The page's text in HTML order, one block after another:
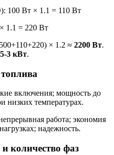
100 Вт × 1.1 = 110 Вт
1.1 = 220 Вт
× 1.2 ≈ 2200 Вт.
3 кВт.
включения; мощность до
низких температурах.
работа; экономия
надежность.
количество фаз